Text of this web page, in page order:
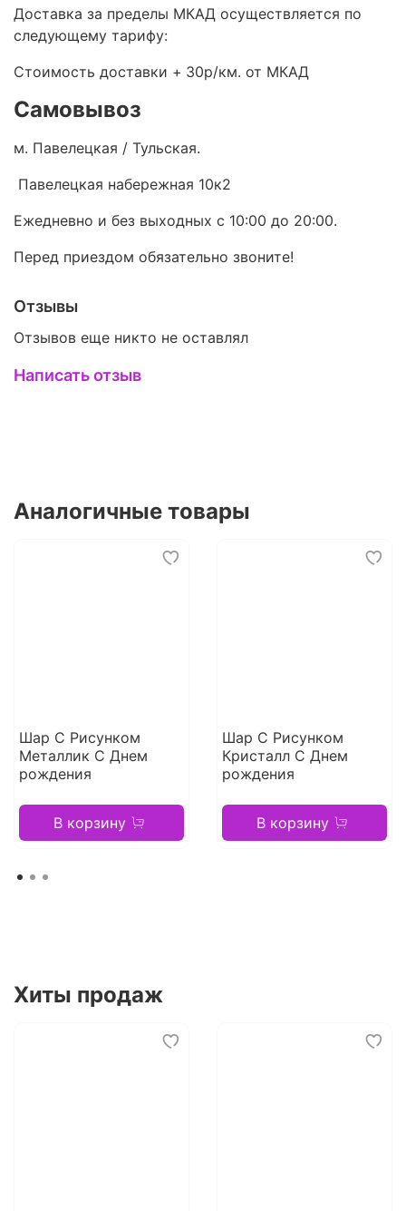
Доставка за пределы МКАД осуществляется по
следующему тарифу:
Стоимость доставки + 30р/км. от МКАД
Самовывоз
м. Павелецкая / Тульская.
Павелецкая набережная 10к2
Ежедневно и без выходных с 10:00 до 20:00.
Перед приездом обязательно звоните!
Отзывы
Отзывов еще никто не оставлял
Написать отзыв
Аналогичные товары
Шар С Рисунком
Металлик С Днем
рождения
В корзину
Шар С Рисунком
Кристалл С Днем
рождения
В корзину
Хиты продаж